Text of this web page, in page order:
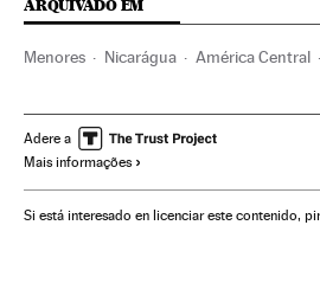
ARQUIVADO EM
Menores Nicarágua América Central
Saúde Grupos sociais Sociedade
Adere a
Mais informações
Si está interesado en licenciar este contenido,